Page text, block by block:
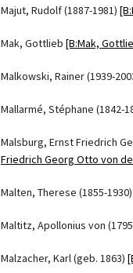
Majut, Rudolf (1887-1981)
Mak, Gottlieb [B:Mak,
Malkowski, Rainer (1939-
Mallarmé, Stéphane (1842-
Malsburg, Ernst Friedrich
Friedrich Georg Otto von
Malten, Therese (1855-1930)
Maltitz, Apollonius von
Malzacher, Karl (geb. 1863)